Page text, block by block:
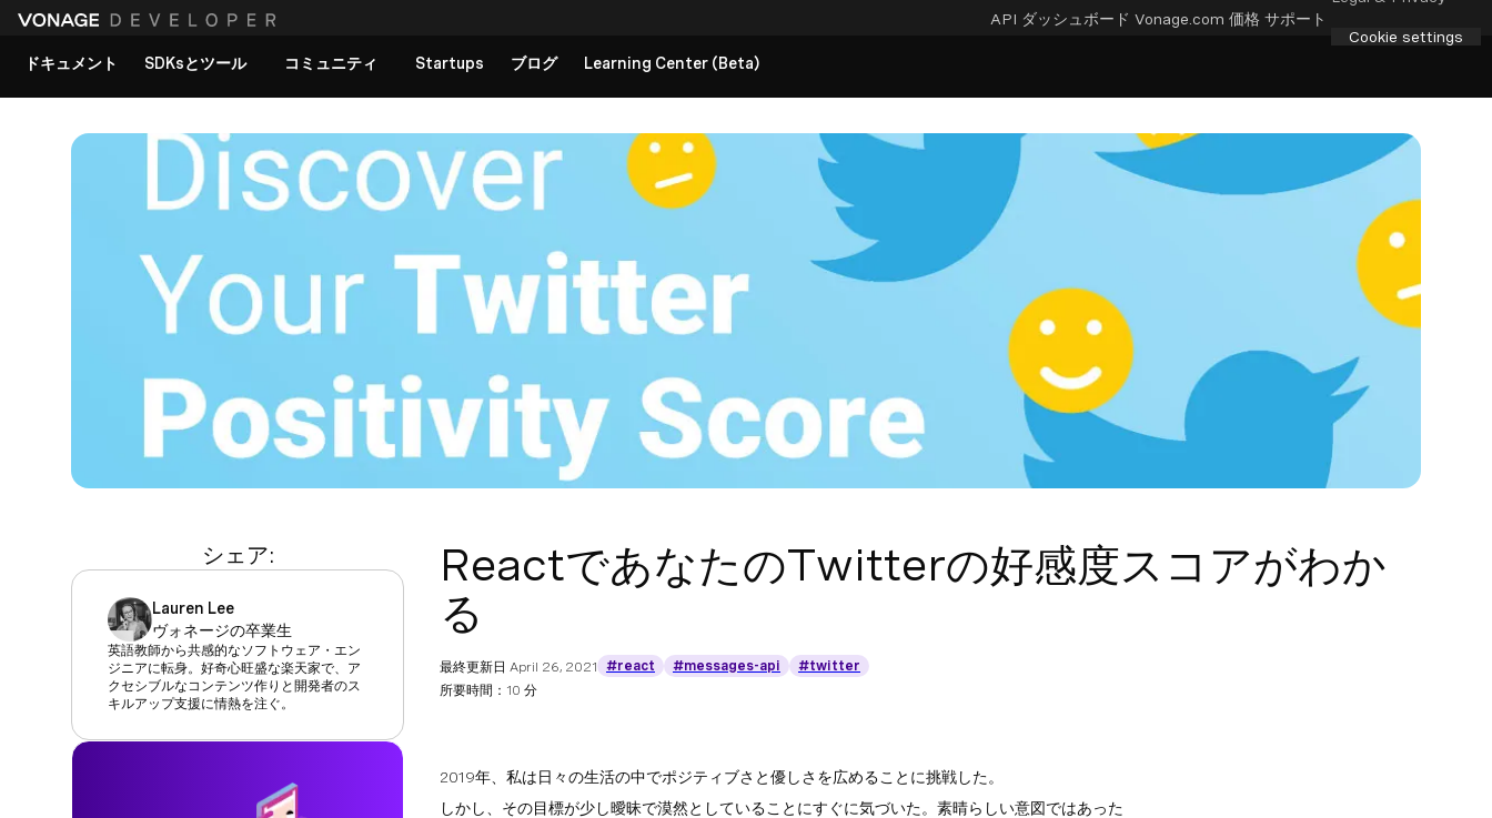
API ダッシュボード Vonage.com 価格 サポート
Cookie settings
ドキュメント
SDKsとツール コミュニティ Startups ブログ Learning Center (Beta)
シェア:
Lauren Lee
ヴォネージの卒業生
英語教師から共感的なソフトウェア・エン
ジニアに転身。好奇心旺盛な楽天家で、ア
クセシブルなコンテンツ作りと開発者のス
キルアップ支援に情熱を注ぐ。
ReactであなたのTwitterの好感度スコアがわか
る
最終更新日 April 26, 2021 #react #messages-api
#twitter
所要時間：10 分
2019年、私は日々の生活の中でポジティブさと優しさを広めることに挑戦した。
しかし、その目標が少し曖昧で漠然としていることにすぐに気づいた。素晴らしい意図ではあった